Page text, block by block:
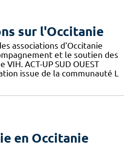
sur l'Occitanie
associations d'Occitanie
et le soutien des
ACT-UP SUD OUEST
issue de la communauté L
en Occitanie